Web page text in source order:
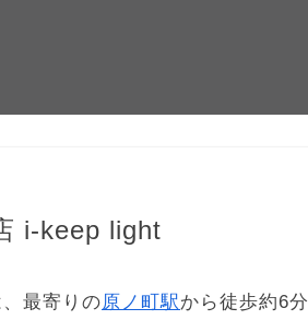
i-keep light
最寄りの原ノ町駅から徒歩約6分